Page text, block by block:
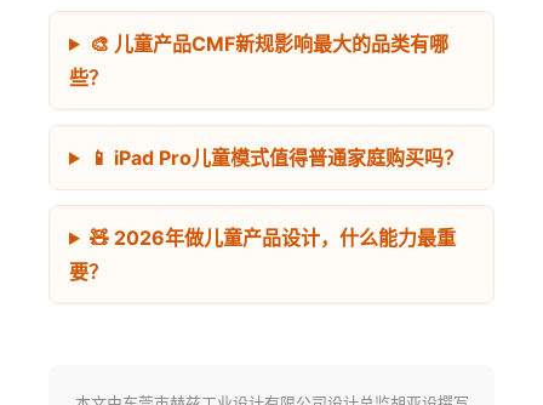
🎨 儿童产品CMF新规影响最大的品类有哪
些？
📱 iPad Pro儿童模式值得普通家庭购买吗？
🧸 2026年做儿童产品设计，什么能力最重
要？